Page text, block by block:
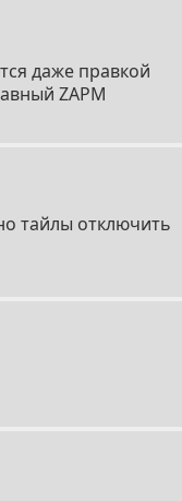
даже правкой
ZAPM
тайлы отключить